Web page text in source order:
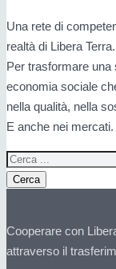
Una rete di
realtà di Libera Terra.
Per trasformare una
economia sociale
nella qualità, nella
E anche nei mercati.
Cerca
Cooperare con
attraverso il